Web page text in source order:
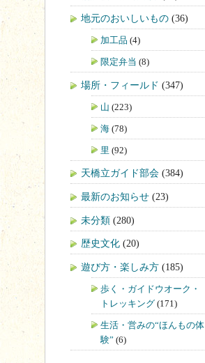
地元のおいしいもの (36)
加工品 (4)
限定弁当 (8)
場所・フィールド (347)
山 (223)
海 (78)
里 (92)
天橋立ガイド部会 (384)
最新のお知らせ (23)
未分類 (280)
歴史文化 (20)
遊び方・楽しみ方 (185)
歩く・ガイドウオーク・
トレッキング (171)
生活・営みの“ほんもの体
験” (6)